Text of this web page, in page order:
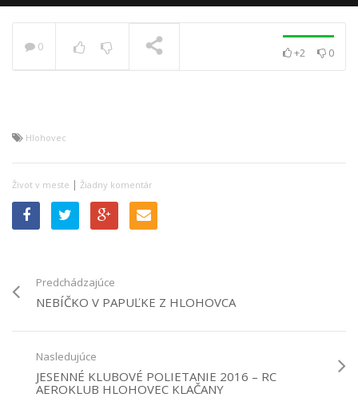
0 +2 0
Hlohovec
Život v meste | Žiadny komentár
Predchádzajúce
NEBÍČKO V PAPUĽKE Z HLOHOVCA
Nasledujúce
JESENNÉ KLUBOVÉ POLIETANIE 2016 – RC
AEROKLUB HLOHOVEC KLAČANY